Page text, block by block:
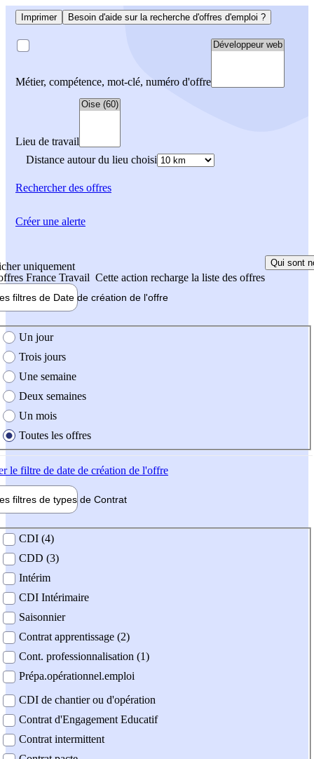
Imprimer Besoin d'aide sur la recherche d'offres d'emploi ?
Métier, compétence, mot-clé, numéro d'offre
Lieu de travail
Distance autour du lieu choisi
Rechercherdes offres
uniquement
France Travail Cette action recharge la liste des offres
Qui sont
filtres de Date de création de l'offre
création de l'offre
Un jour
Trois jours
Une semaine
Deux semaines
Un mois
Toutes les offres
le filtre de date de création de l'offre
filtres de types de Contrat
contrat
CDI (4)
CDD (3)
Intérim
CDI Intérimaire
Saisonnier
Contrat apprentissage (2)
Cont. professionnalisation (1)
Prépa.opérationnel.emploi
CDI de chantier ou d'opération
Contrat d'Engagement Educatif
Contrat intermittent
Créer une alerte